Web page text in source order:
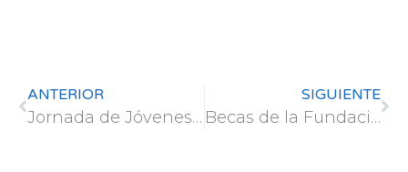
ANTERIOR
Jornada de Jóvenes Investigadores 2024
SIGUIENTE
Becas de la Fundación «Mujeres por África»